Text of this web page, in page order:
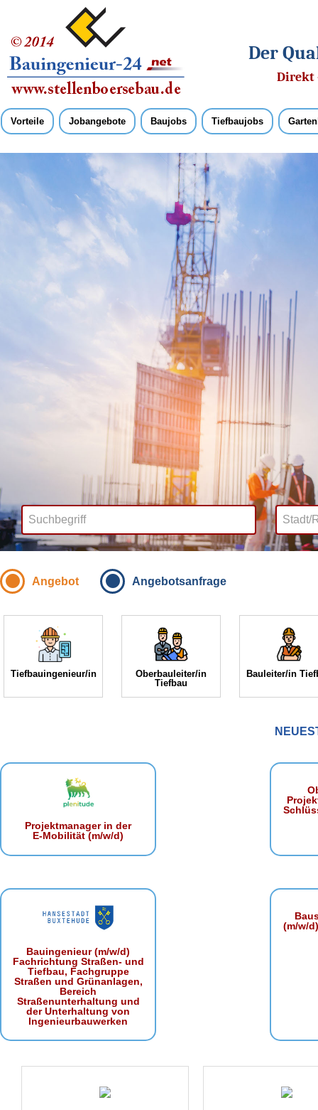
Der
Direkt
Vorteile Jobangebote Baujobs Tiefbaujobs
Angebot Angebotsanfrage
Tiefbauingenieur/in
Oberbauleiter/in
Tiefbau
Bauleiter/in
Projektmanager in der
E‑Mobilität (m/w/d)
Bauingenieur (m/w/d)
Fachrichtung Straßen- und
Tiefbau, Fachgruppe
Straßen und Grünanlagen,
Bereich
Straßenunterhaltung und
der Unterhaltung von
Ingenieurbauwerken
(m/w/